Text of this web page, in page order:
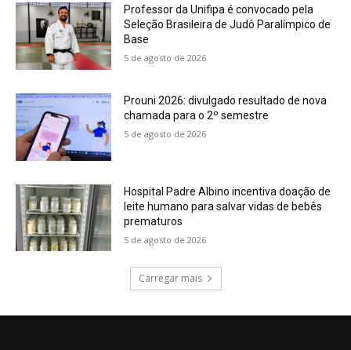
Professor da Unifipa é convocado pela
Seleção Brasileira de Judô Paralímpico de
Base
5 de agosto de 2026
Prouni 2026: divulgado resultado de nova
chamada para o 2º semestre
5 de agosto de 2026
Hospital Padre Albino incentiva doação de
leite humano para salvar vidas de bebês
prematuros
5 de agosto de 2026
Carregar mais